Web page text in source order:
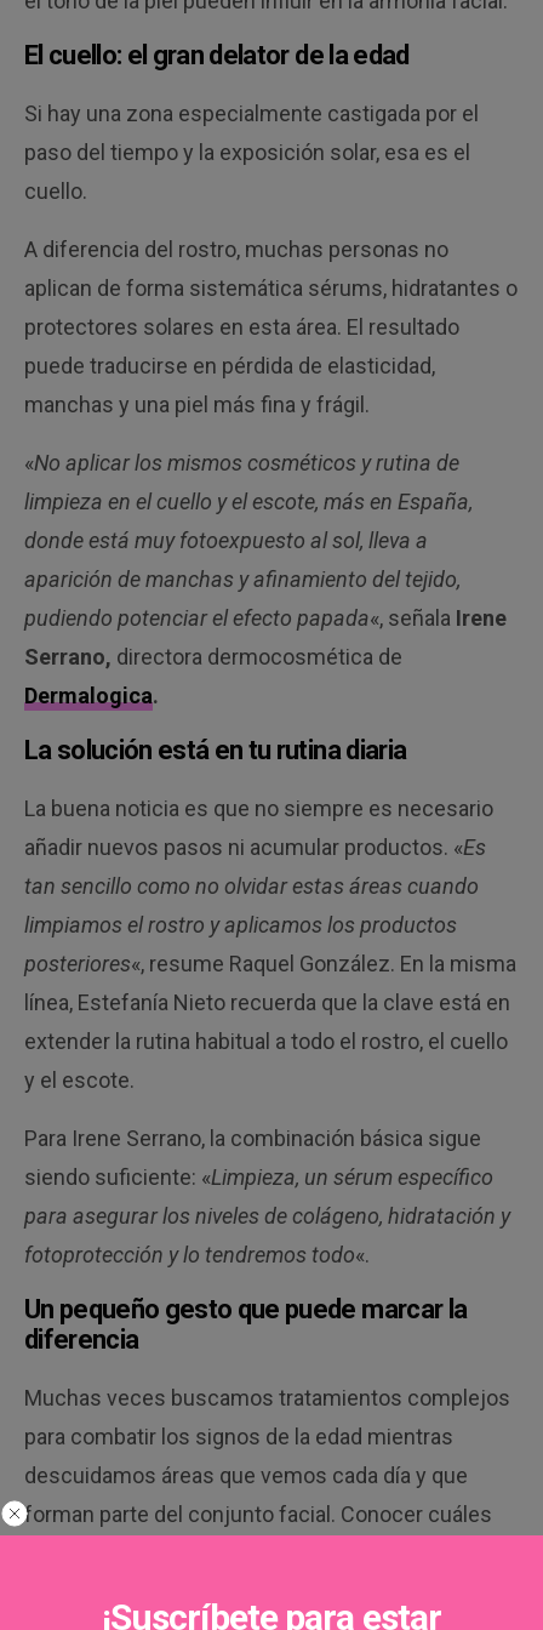
El cuello: el gran delator de la edad
Si hay una zona especialmente castigada por el
paso del tiempo y la exposición solar, esa es el
cuello.
A diferencia del rostro, muchas personas no
aplican de forma sistemática sérums, hidratantes o
protectores solares en esta área. El resultado
puede traducirse en pérdida de elasticidad,
manchas y una piel más fina y frágil.
«No aplicar los mismos cosméticos y rutina de
limpieza en el cuello y el escote, más en España,
donde está muy fotoexpuesto al sol, lleva a
aparición de manchas y afinamiento del tejido,
pudiendo potenciar el efecto papada«, señala Irene
Serrano, directora dermocosmética de
Dermalogica.
La solución está en tu rutina diaria
La buena noticia es que no siempre es necesario
añadir nuevos pasos ni acumular productos. «Es
tan sencillo como no olvidar estas áreas cuando
limpiamos el rostro y aplicamos los productos
posteriores«, resume Raquel González. En la misma
línea, Estefanía Nieto recuerda que la clave está en
extender la rutina habitual a todo el rostro, el cuello
y el escote.
Para Irene Serrano, la combinación básica sigue
siendo suficiente: «Limpieza, un sérum específico
para asegurar los niveles de colágeno, hidratación y
fotoprotección y lo tendremos todo«.
Un pequeño gesto que puede marcar la
diferencia
Muchas veces buscamos tratamientos complejos
para combatir los signos de la edad mientras
descuidamos áreas que vemos cada día y que
forman parte del conjunto facial. Conocer cuáles
¡Suscríbete para estar